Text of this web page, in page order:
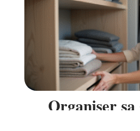
Organiser